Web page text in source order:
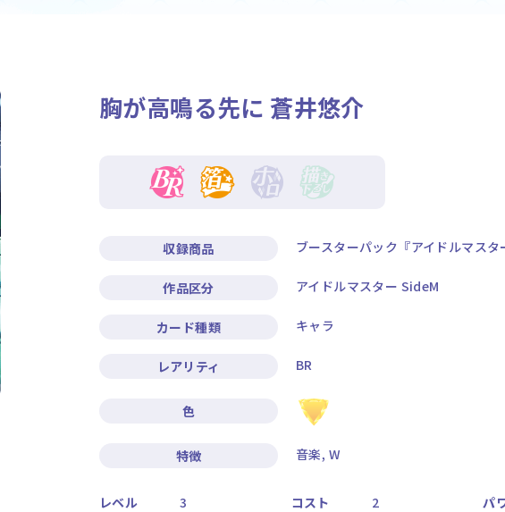
Card List Rule / Q&A
胸が高鳴る先に 蒼井悠介
収録商品 ブースターパック『アイドルマスタ
作品区分 アイドルマスター SideM
カード種類 キャラ
レアリティ BR
色
特徴 音楽, W
レベル 3 コスト 2 パ